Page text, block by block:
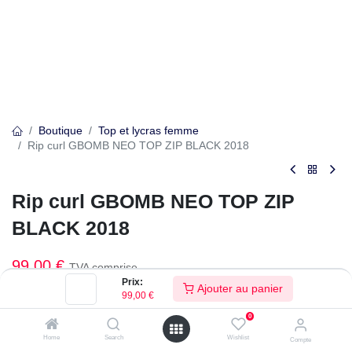
Prix:
99,00€ Ajouter au panier
Home Search
0
Wishlist Compte
Boutique
Top et lycras femme
Rip curl GBOMB NEO TOP ZIP BLACK 2018
Rip curl GBOMB NEO TOP ZIP
BLACK 2018
99,00€ TVA comprise
Taille Wear